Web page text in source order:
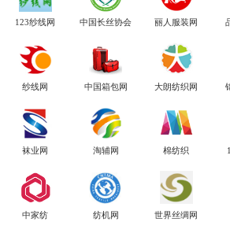
123纱线网 中国长丝协会 丽人服装网
纱线网 中国箱包网 大朗纺织网
袜业网 淘辅网 棉纺织
中家纺 纺机网 世界丝绸网